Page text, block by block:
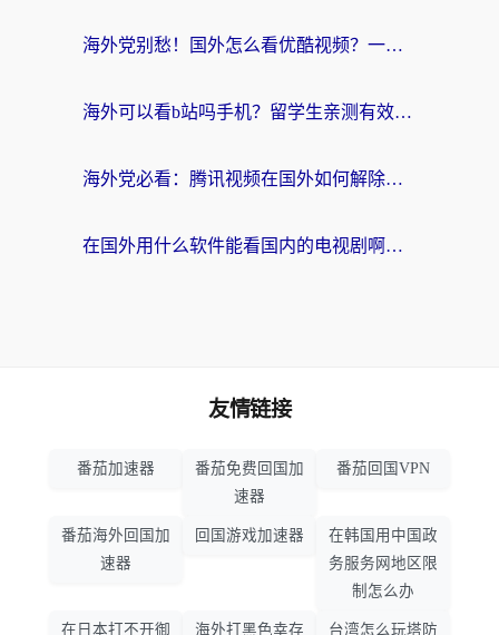
海外党别愁！国外怎么看优酷视频？一招解决追剧、看直播难题
海外可以看b站吗手机？留学生亲测有效的回国加速指南
海外党必看：腾讯视频在国外如何解除地域限制？附优酷咪咕使用指南
在国外用什么软件能看国内的电视剧啊？留学生亲测有效的回国加速方案
友情链接
番茄加速器
番茄免费回国加
速器
番茄回国VPN
番茄海外回国加
速器
回国游戏加速器
在韩国用中国政
务服务网地区限
制怎么办
在日本打不开御 海外打黑色幸存 台湾怎么玩塔防